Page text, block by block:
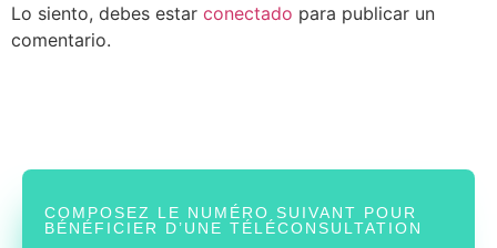
Lo siento, debes estar conectado para publicar un
comentario.
COMPOSEZ LE NUMÉRO SUIVANT POUR
BÉNÉFICIER D’UNE TÉLÉCONSULTATION